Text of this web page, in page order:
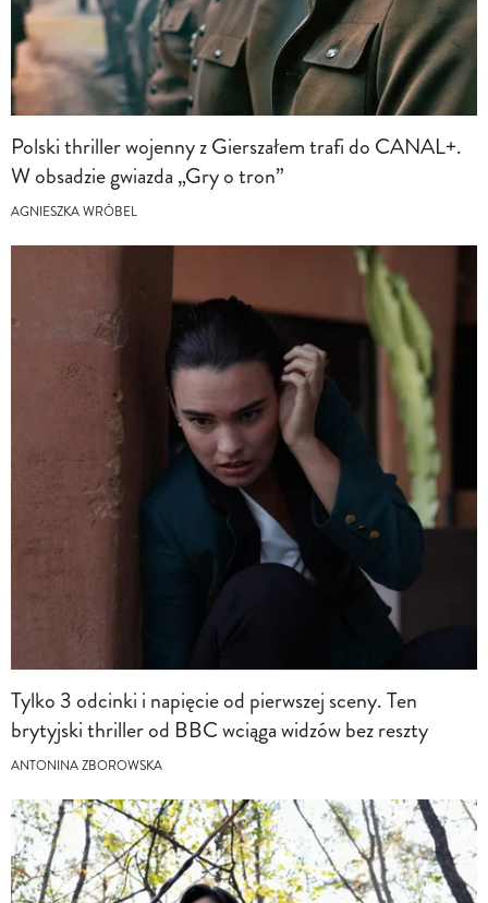
Polski thriller wojenny z Gierszałem trafi do CANAL+.
W obsadzie gwiazda „Gry o tron”
AGNIESZKA WRÓBEL
Tylko 3 odcinki i napięcie od pierwszej sceny. Ten
brytyjski thriller od BBC wciąga widzów bez reszty
ANTONINA ZBOROWSKA